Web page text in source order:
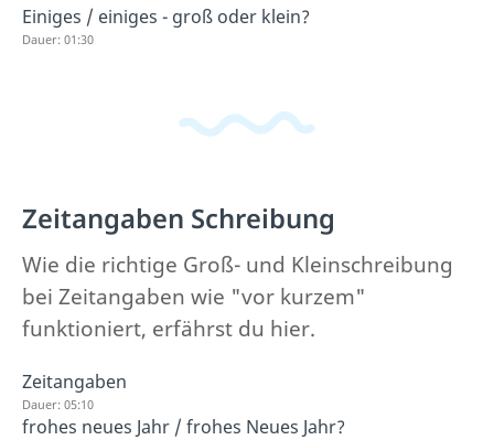
Einiges / einiges - groß oder klein?
Dauer: 01:30
Zeitangaben Schreibung
Wie die richtige Groß- und Kleinschreibung
bei Zeitangaben wie "vor kurzem"
funktioniert, erfährst du hier.
Zeitangaben
Dauer: 05:10
frohes neues Jahr / frohes Neues Jahr?